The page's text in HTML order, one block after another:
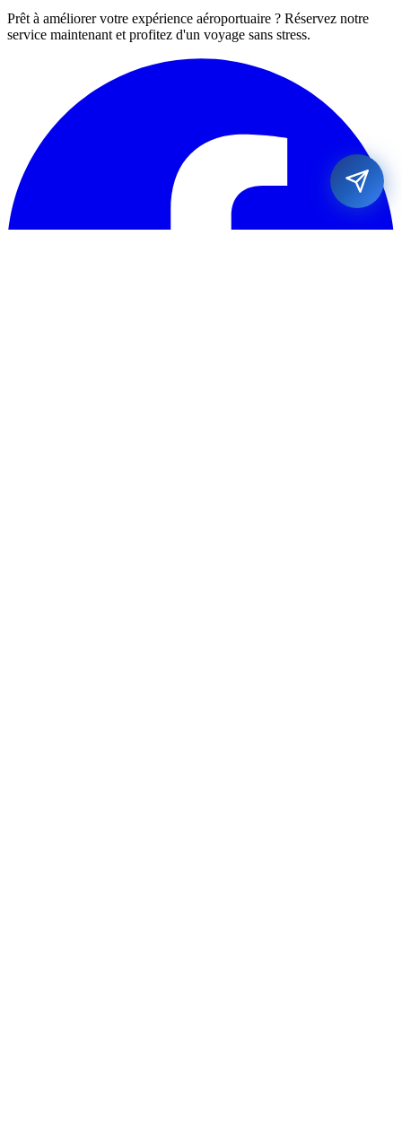
Prêt à améliorer votre expérience aéroportuaire ? Réservez notre
service maintenant et profitez d'un voyage sans stress.